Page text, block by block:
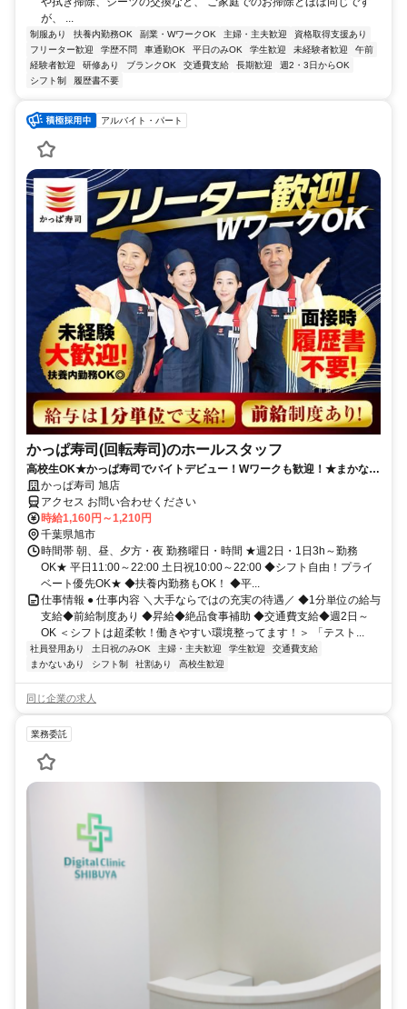
が、 ...
制服あり 扶養内勤務OK 副業・WワークOK 主婦・主夫歓迎
資格取得支援あり
フリーター歓迎
学歴不問 車通勤OK 平日のみOK 学生歓迎 未経験者歓迎
午前
経験者歓迎
研修あり ブランクOK 交通費支給 長期歓迎
週2・3日からOK
シフト制
履歴書不要
アルバイト・パート
かっぱ寿司(回転寿司)のホールスタッフ
高校生OK★かっぱ寿司でバイトデビュー！Wワークも歓迎！★まかない
有★短時間OK★履歴書不要
かっぱ寿司 旭店
アクセス お問い合わせください
時給1,160円～1,210円
千葉県旭市
時間帯 朝、昼、夕方・夜 勤務曜日・時間 ★週2日・1日3h～勤務
OK★ 平日11:00～22:00 土日祝10:00～22:00 ◆シフト自由！プライ
ベート優先OK★ ◆扶養内勤務もOK！ ◆平...
仕事情報 ● 仕事内容 ＼大手ならではの充実の待遇／ ◆1分単位の給与
支給◆前給制度あり ◆昇給◆絶品食事補助 ◆交通費支給◆週2日～
OK ＜シフトは超柔軟！働きやすい環境整ってます！＞ 「テスト...
社員登用あり 土日祝のみOK 主婦・主夫歓迎 学生歓迎
交通費支給
まかないあり
シフト制 社割あり 高校生歓迎
同じ企業の求人
業務委託